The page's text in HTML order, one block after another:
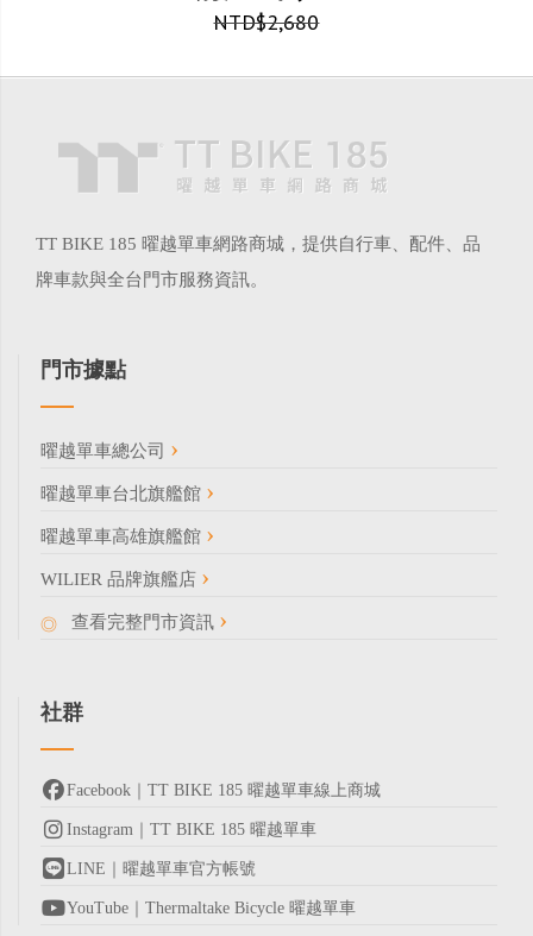
NTD$2,680
TT BIKE 185 曜越單車網路商城，提供自行車、配件、品
牌車款與全台門市服務資訊。
門市據點
曜越單車總公司
曜越單車台北旗艦館
曜越單車高雄旗艦館
WILIER 品牌旗艦店
查看完整門市資訊
社群
Facebook｜TT BIKE 185 曜越單車線上商城
Instagram｜TT BIKE 185 曜越單車
LINE｜曜越單車官方帳號
YouTube｜Thermaltake Bicycle 曜越單車